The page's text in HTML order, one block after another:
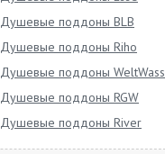
Душевые поддоны BLB
Душевые поддоны Riho
Душевые поддоны
Душевые поддоны RGW
Душевые поддоны River